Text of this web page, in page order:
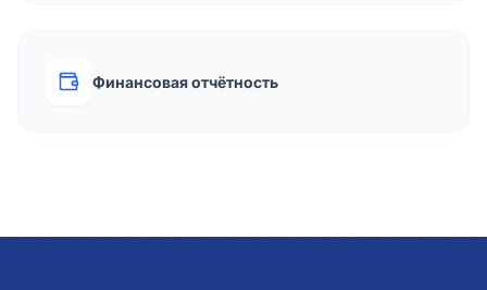
Финансовая отчётность